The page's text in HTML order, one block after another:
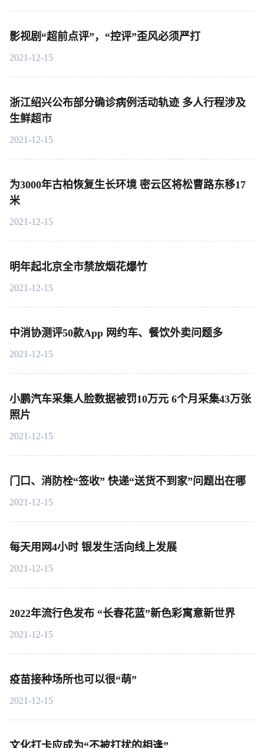
影视剧“超前点评”，“控评”歪风必须严打
2021-12-15
浙江绍兴公布部分确诊病例活动轨迹 多人行程涉及
生鲜超市
2021-12-15
为3000年古柏恢复生长环境 密云区将松曹路东移17
米
2021-12-15
明年起北京全市禁放烟花爆竹
2021-12-15
中消协测评50款App 网约车、餐饮外卖问题多
2021-12-15
小鹏汽车采集人脸数据被罚10万元 6个月采集43万张
照片
2021-12-15
门口、消防栓“签收” 快递“送货不到家”问题出在哪
2021-12-15
每天用网4小时 银发生活向线上发展
2021-12-15
2022年流行色发布 “长春花蓝”新色彩寓意新世界
2021-12-15
疫苗接种场所也可以很“萌”
2021-12-15
文化打卡应成为“不被打扰的相逢”